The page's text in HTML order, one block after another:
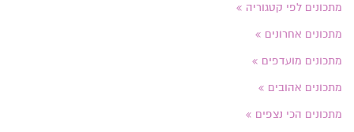
מתכונים לפי קטגוריה
מתכונים אחרונים
מתכונים מועדפים
מתכונים אהובים
מתכונים הכי נצפים